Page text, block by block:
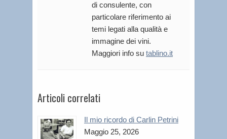
di consulente, con
particolare riferimento ai
temi legati alla qualità e
immagine dei vini.
Maggiori info su tablino.it
Articoli correlati
Il mio ricordo di Carlin Petrini
Maggio 25, 2026